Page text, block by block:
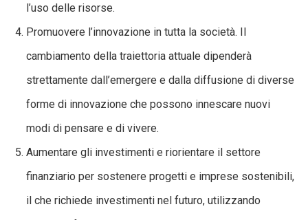
l’uso delle risorse.
Promuovere l’innovazione in tutta la società. Il
cambiamento della traiettoria attuale dipenderà
strettamente dall’emergere e dalla diffusione di diverse
forme di innovazione che possono innescare nuovi
modi di pensare e di vivere.
Aumentare gli investimenti e riorientare il settore
finanziario per sostenere progetti e imprese sostenibili,
il che richiede investimenti nel futuro, utilizzando